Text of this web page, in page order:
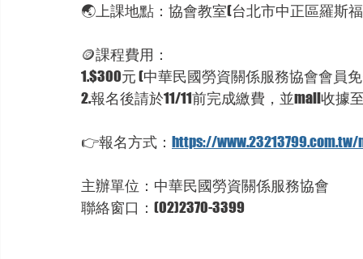
🌏上課地點：協會教室(台北市中正區羅斯
🪙課程費用：
1.$300元 (中華民國勞資關係服務協會會員
2.報名後請於11/11前完成繳費，並mail收據
👉報名方式： https://
主辦單位：中華民國勞資關係服務協會
聯絡窗口：(02)2370-3399